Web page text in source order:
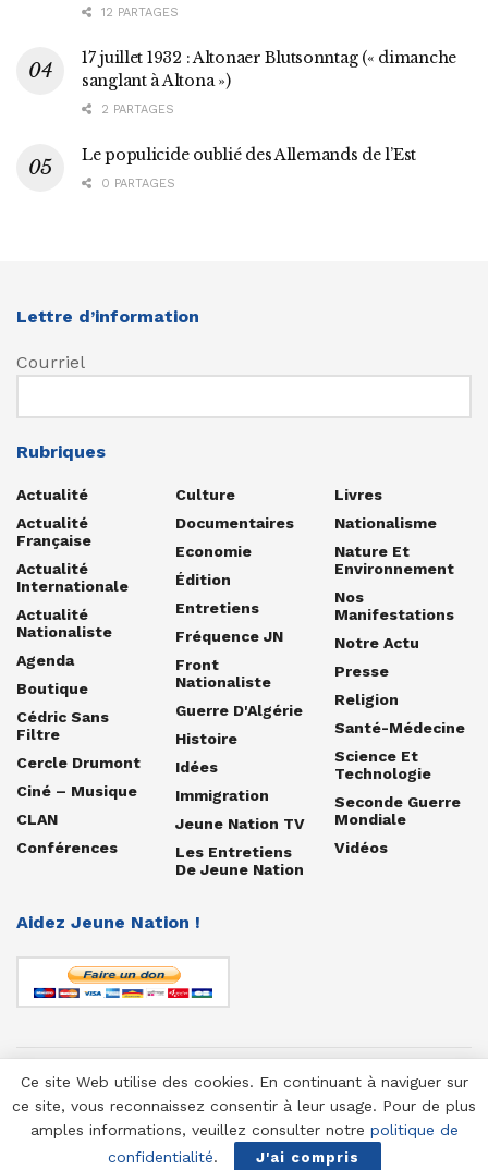
12 PARTAGES
17 juillet 1932 : Altonaer Blutsonntag (« dimanche
sanglant à Altona »)
2 PARTAGES
Le populicide oublié des Allemands de l’Est
0 PARTAGES
Lettre d’information
Courriel
Rubriques
Actualité
Actualité
Française
Actualité
Internationale
Actualité
Nationaliste
Agenda
Boutique
Cédric Sans
Filtre
Cercle Drumont
Ciné – Musique
CLAN
Conférences
Culture
Documentaires
Economie
Édition
Entretiens
Fréquence JN
Front
Nationaliste
Guerre D'Algérie
Histoire
Idées
Immigration
Jeune Nation TV
Les Entretiens
De Jeune Nation
Livres
Nationalisme
Nature Et
Environnement
Nos
Manifestations
Notre Actu
Presse
Religion
Santé-Médecine
Science Et
Technologie
Seconde Guerre
Mondiale
Vidéos
Aidez Jeune Nation !
© 1958-2025 Jeune Nation
Ce site Web utilise des cookies. En continuant à naviguer sur
ce site, vous reconnaissez consentir à leur usage. Pour de plus
amples informations, veuillez consulter notre politique de
confidentialité. J'ai compris